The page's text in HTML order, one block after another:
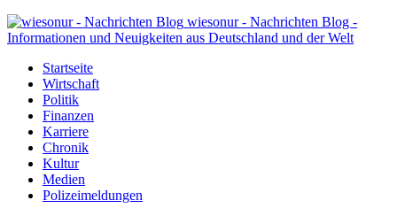
wiesonur - Nachrichten Blog -
Informationen und Neuigkeiten aus Deutschland und der Welt
Startseite
Wirtschaft
Politik
Finanzen
Karriere
Chronik
Kultur
Medien
Polizeimeldungen